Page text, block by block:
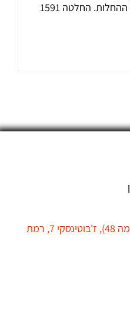
רשות מקרקעי ישראל של כל ההחלות. החלטה 1591
מגדל משה אביב (קומה 48), ז'בוטינסקי 7, רמת